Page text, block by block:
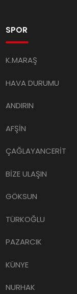
SPOR
K.MARAŞ
HAVA DURUMU
ANDIRIN
AFŞİN
ÇAĞLAYANCERİT
BİZE ULAŞIN
GÖKSUN
TÜRKOĞLU
PAZARCIK
KÜNYE
NURHAK